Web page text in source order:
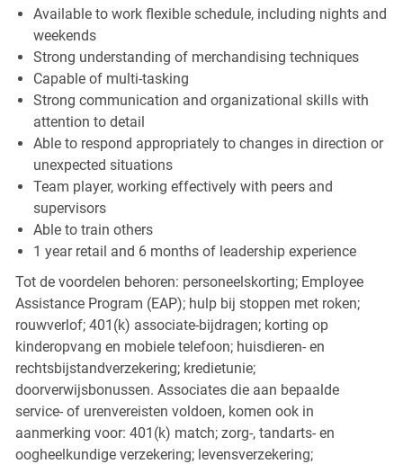
Available to work flexible schedule, including nights and
weekends
Strong understanding of merchandising techniques
Capable of multi-tasking
Strong communication and organizational skills with
attention to detail
Able to respond appropriately to changes in direction or
unexpected situations
Team player, working effectively with peers and
supervisors
Able to train others
1 year retail and 6 months of leadership experience
Tot de voordelen behoren: personeelskorting; Employee
Assistance Program (EAP); hulp bij stoppen met roken;
rouwverlof; 401(k) associate-bijdragen; korting op
kinderopvang en mobiele telefoon; huisdieren- en
rechtsbijstandverzekering; kredietunie;
doorverwijsbonussen. Associates die aan bepaalde
service- of urenvereisten voldoen, komen ook in
aanmerking voor: 401(k) match; zorg-, tandarts- en
oogheelkundige verzekering; levensverzekering;